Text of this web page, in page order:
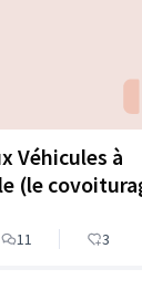
Véhicules à
(le
11 3